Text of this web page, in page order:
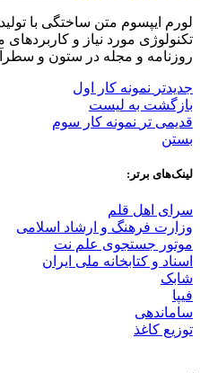
لورم ایپسوم متن ساختگی با
تکنولوژی مورد نیاز و
روزنامه و مجله در ستون و
جدیدتر نمونه کار اول
بازگشت به لیست
قدیمی تر نمونه کار سوم
بستن
لینک‌های برتر:
سرای اهل قلم
وزارت فرهنگ و ارشاد اسلامی
موتور جستجوی علم نت
اسناد و کتابخانه ملی ایران
شابک
فیپا
ساماندهی
توزیع کاغذ